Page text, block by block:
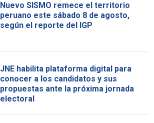
Nuevo SISMO remece el territorio
peruano este sábado 8 de agosto,
según el reporte del IGP
JNE habilita plataforma digital para
conocer a los candidatos y sus
propuestas ante la próxima jornada
electoral